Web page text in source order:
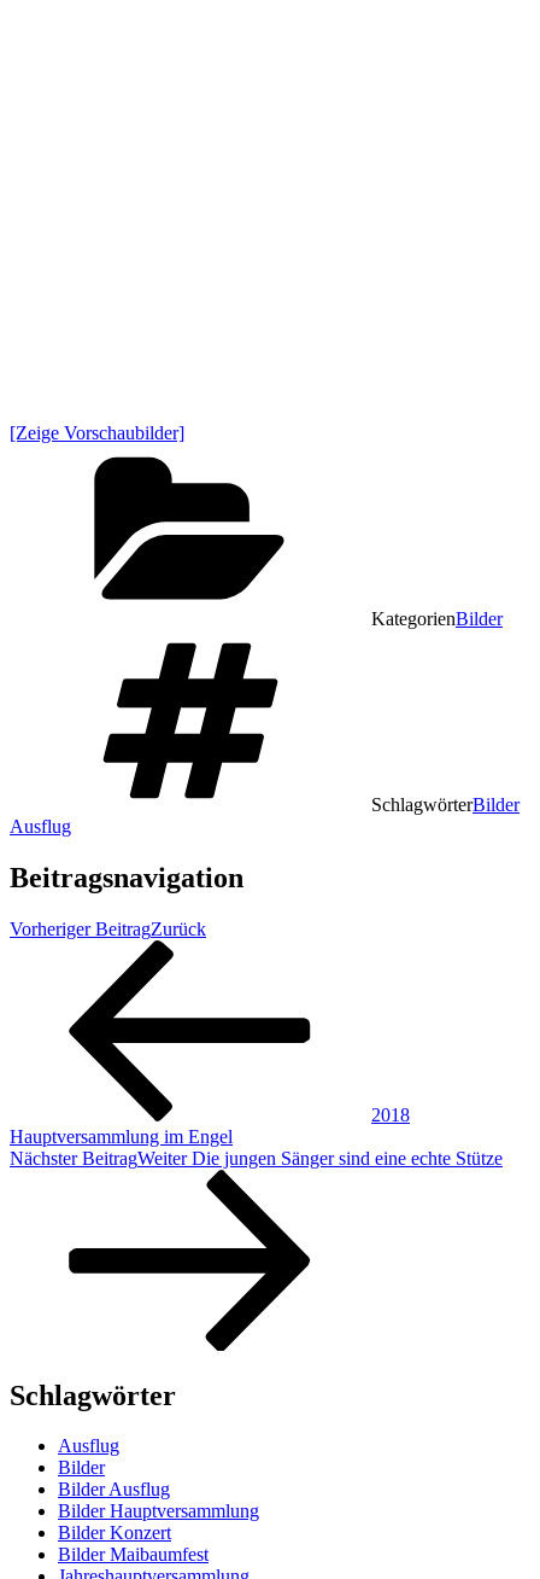
[Zeige Vorschaubilder]
KategorienBilder
SchlagwörterBilder
Ausflug
Beitragsnavigation
Vorheriger BeitragZurück
2018
Hauptversammlung im Engel
Nächster BeitragWeiter Die jungen Sänger sind eine echte Stütze
Schlagwörter
Ausflug
Bilder
Bilder Ausflug
Bilder Hauptversammlung
Bilder Konzert
Bilder Maibaumfest